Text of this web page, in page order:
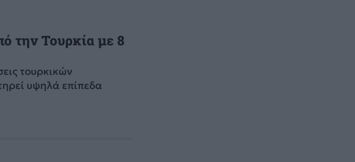
την Τουρκία με 8
τουρκικών
υψηλά επίπεδα